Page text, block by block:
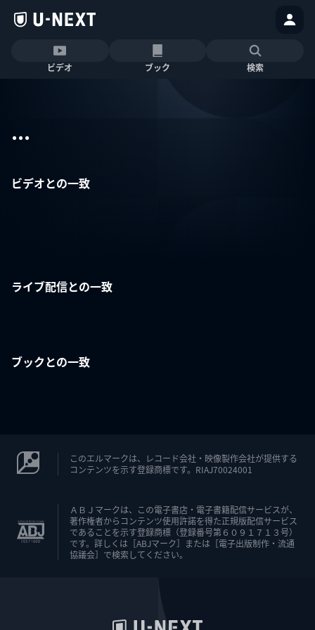
ビデオ ブック 検索
...
ビデオとの一致
ライブ配信との一致
ブックとの一致
このエルマークは、レコード会社・映像製作会社が提供する
コンテンツを示す登録商標です。RIAJ70024001
ＡＢＪマークは、この電子書店・電子書籍配信サービスが、
著作権者からコンテンツ使用許諾を得た正規版配信サービス
であることを示す登録商標（登録番号第６０９１７１３号）
です。詳しくは［ABJマーク］または［電子出版制作・流通
協議会］で検索してください。